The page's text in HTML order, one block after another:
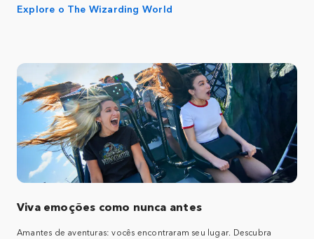
Explore o The Wizarding World
Viva emoções como nunca antes
Amantes de aventuras: vocês encontraram seu lugar. Descubra